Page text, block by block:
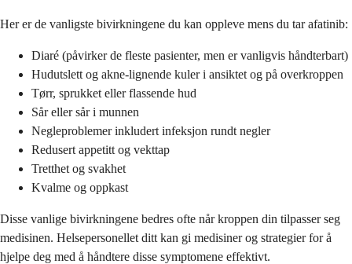
Her er de vanligste bivirkningene du kan oppleve mens du tar afatinib:
Diaré (påvirker de fleste pasienter, men er vanligvis håndterbart)
Hudutslett og akne-lignende kuler i ansiktet og på overkroppen
Tørr, sprukket eller flassende hud
Sår eller sår i munnen
Negleproblemer inkludert infeksjon rundt negler
Redusert appetitt og vekttap
Tretthet og svakhet
Kvalme og oppkast
Disse vanlige bivirkningene bedres ofte når kroppen din tilpasser seg
medisinen. Helsepersonellet ditt kan gi medisiner og strategier for å
hjelpe deg med å håndtere disse symptomene effektivt.